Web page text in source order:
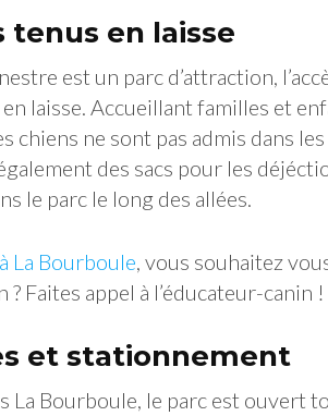
tenus en laisse
est un parc d’attraction,
laisse. Accueillant familles et
chiens ne sont pas admis dans
des sacs pour les
le parc le long des allées.
à La Bourboule, vous souhaitez
? Faites appel à l’éducateur-canin !
et stationnement
La Bourboule, le parc est ouvert